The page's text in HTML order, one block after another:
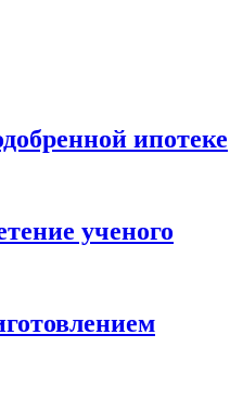
ипотеке
ученого